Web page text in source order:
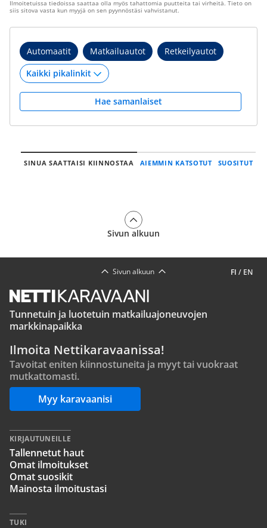
Ilmoitetuissa tiedoissa saattaa olla myös tahattomia puutteita tai virheitä. Tieto on
siis sitova vasta kun myyjä on sen pyynnöstäsi vahvistanut.
Automaatit Matkailuautot Retkeilyautot
Hae samanlaiset
SINUA SAATTAISI KIINNOSTAA AIEMMIN KATSOTUT SUOSITUT
Sivun alkuun
FI / EN
Sivun alkuun
Tunnetuin ja luotetuin matkailuajoneuvojen
markkinapaikka
Ilmoita Nettikaravaanissa!
Tavoitat eniten kiinnostuneita ja myyt tai vuokraat
mutkattomasti.
Myy karavaanisi
KIRJAUTUNEILLE
Tallennetut haut
Omat ilmoitukset
Omat suosikit
Mainosta ilmoitustasi
TUKI